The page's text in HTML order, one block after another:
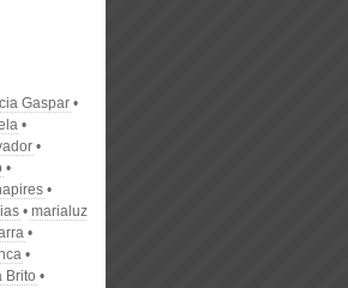
Gaspar
marialuz
Brito